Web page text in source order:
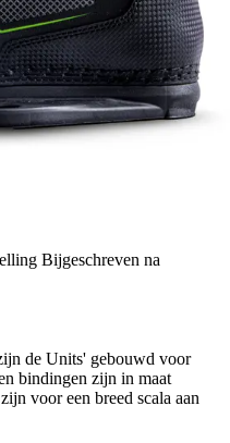
Bijgeschreven na
de Units' gebouwd voor
bindingen zijn in maat
voor een breed scala aan